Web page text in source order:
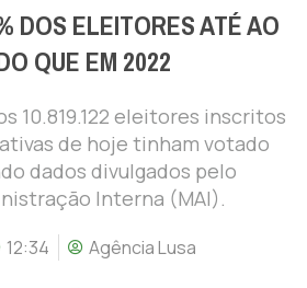
DOS ELEITORES ATÉ AO
QUE EM 2022
10.819.122 eleitores inscritos
de hoje tinham votado
dados divulgados pelo
Interna (MAI).
12:34 Agência Lusa